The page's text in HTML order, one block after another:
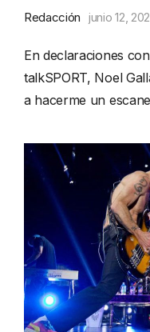
Redacción junio 12,
En declaraciones
talkSPORT, Noel
a hacerme un